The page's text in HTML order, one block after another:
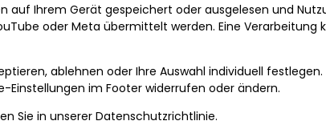
auf Ihrem Gerät gespeichert oder ausgelesen und
oder Meta übermittelt werden. Eine Verarbeitung
ablehnen oder Ihre Auswahl individuell festlegen.
Einstellungen im Footer widerrufen oder ändern.
Sie in unserer Datenschutzrichtlinie.